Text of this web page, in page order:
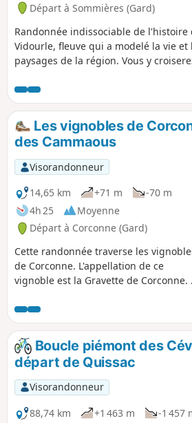
Départ à Sommières (Gard)
Randonnée indissociable de l'histoire
Vidourle, fleuve qui a modelé la vie et
paysages de la région. Vous y
millénaires.
Les vignobles de
des Cammaous
Visorandonneur
14,65 km
+71 m
-70 m
4h 25
Moyenne
Départ à Corconne (Gard)
Cette randonnée traverse les
de Corconne. L'appellation de ce
vignoble est la Gravette de Corconne.
difficulté particulière. Sur le chemin, on
passe près du Pont médiéval des
Cammaous
Boucle piémont des
départ de Quissac
Visorandonneur
88,74 km
+1 463 m -1 457